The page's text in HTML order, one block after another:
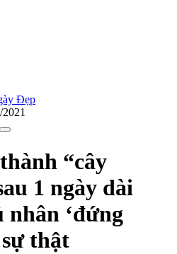
Đẹp
“cây
1 ngày dài
nhân ‘đứng
thật